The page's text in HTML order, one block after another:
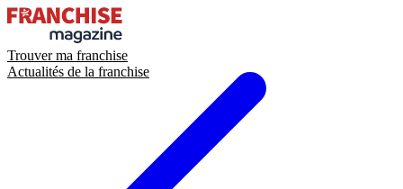
Trouver ma franchise
Actualités de la franchise